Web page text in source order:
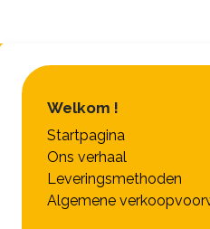
Welkom !
Startpagina
Ons verhaal
Leveringsmethoden
Algemene